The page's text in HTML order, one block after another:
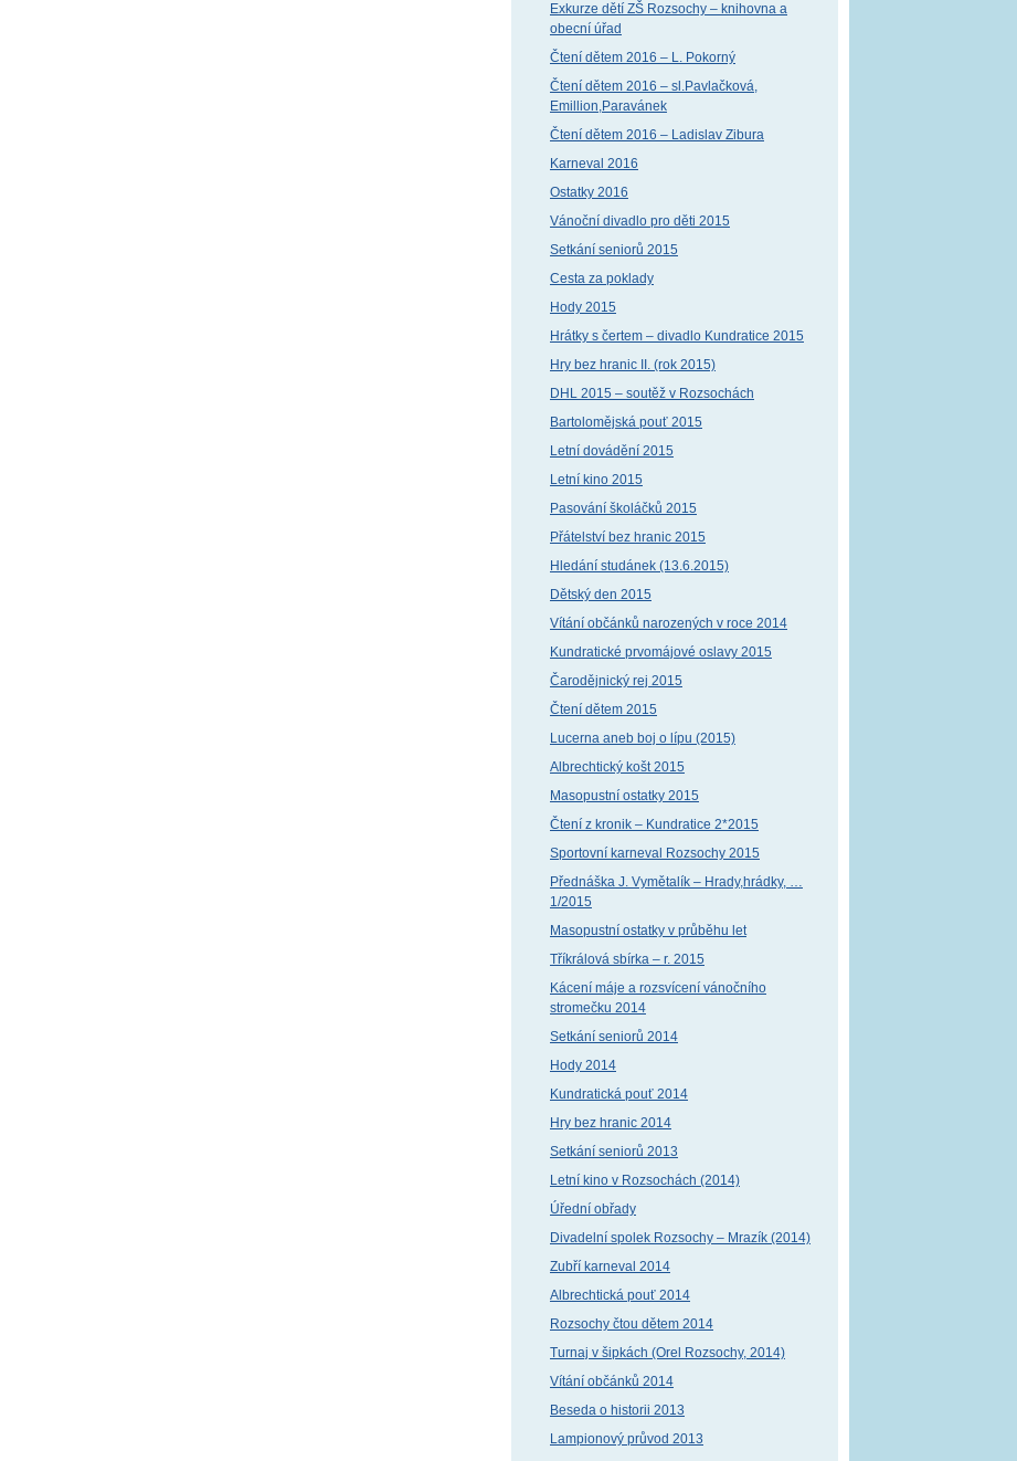
Exkurze dětí ZŠ Rozsochy – knihovna a
obecní úřad
Čtení dětem 2016 – L. Pokorný
Čtení dětem 2016 – sl.Pavlačková,
Emillion,Paravánek
Čtení dětem 2016 – Ladislav Zibura
Karneval 2016
Ostatky 2016
Vánoční divadlo pro děti 2015
Setkání seniorů 2015
Cesta za poklady
Hody 2015
Hrátky s čertem – divadlo Kundratice 2015
Hry bez hranic II. (rok 2015)
DHL 2015 – soutěž v Rozsochách
Bartolomějská pouť 2015
Letní dovádění 2015
Letní kino 2015
Pasování školáčků 2015
Přátelství bez hranic 2015
Hledání studánek (13.6.2015)
Dětský den 2015
Vítání občánků narozených v roce 2014
Kundratické prvomájové oslavy 2015
Čarodějnický rej 2015
Čtení dětem 2015
Lucerna aneb boj o lípu (2015)
Albrechtický košt 2015
Masopustní ostatky 2015
Čtení z kronik – Kundratice 2*2015
Sportovní karneval Rozsochy 2015
Přednáška J. Vymětalík – Hrady,hrádky, …
1/2015
Masopustní ostatky v průběhu let
Tříkrálová sbírka – r. 2015
Kácení máje a rozsvícení vánočního
stromečku 2014
Setkání seniorů 2014
Hody 2014
Kundratická pouť 2014
Hry bez hranic 2014
Setkání seniorů 2013
Letní kino v Rozsochách (2014)
Úřední obřady
Divadelní spolek Rozsochy – Mrazík (2014)
Zubří karneval 2014
Albrechtická pouť 2014
Rozsochy čtou dětem 2014
Turnaj v šipkách (Orel Rozsochy, 2014)
Vítání občánků 2014
Beseda o historii 2013
Lampionový průvod 2013